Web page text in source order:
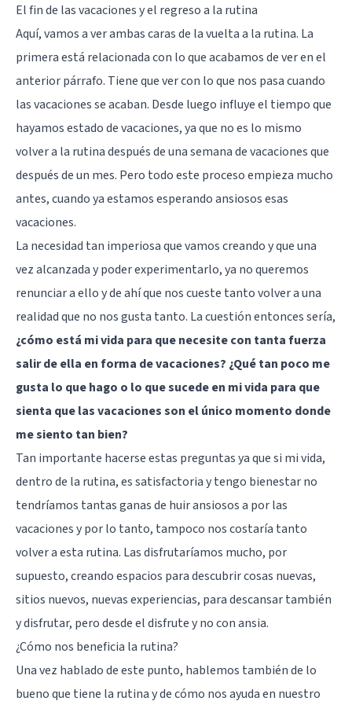
El fin de las vacaciones y el regreso a la rutina
Aquí, vamos a ver ambas caras de la vuelta a la rutina. La
primera está relacionada con lo que acabamos de ver en el
anterior párrafo. Tiene que ver con lo que nos pasa cuando
las vacaciones se acaban. Desde luego influye el tiempo que
hayamos estado de vacaciones, ya que no es lo mismo
volver a la rutina después de una semana de vacaciones que
después de un mes. Pero todo este proceso empieza mucho
antes, cuando ya estamos esperando ansiosos esas
vacaciones.
La necesidad tan imperiosa que vamos creando y que una
vez alcanzada y poder experimentarlo, ya no queremos
renunciar a ello y de ahí que nos cueste tanto volver a una
realidad que no nos gusta tanto. La cuestión entonces sería,
¿cómo está mi vida para que necesite con tanta fuerza
salir de ella en forma de vacaciones? ¿Qué tan poco me
gusta lo que hago o lo que sucede en mi vida para que
sienta que las vacaciones son el único momento donde
me siento tan bien?
Tan importante hacerse estas preguntas ya que si mi vida,
dentro de la rutina, es satisfactoria y tengo bienestar no
tendríamos tantas ganas de huir ansiosos a por las
vacaciones y por lo tanto, tampoco nos costaría tanto
volver a esta rutina. Las disfrutaríamos mucho, por
supuesto, creando espacios para descubrir cosas nuevas,
sitios nuevos, nuevas experiencias, para descansar también
y disfrutar, pero desde el disfrute y no con ansia.
¿Cómo nos beneficia la rutina?
Una vez hablado de este punto, hablemos también de lo
bueno que tiene la rutina y de cómo nos ayuda en nuestro